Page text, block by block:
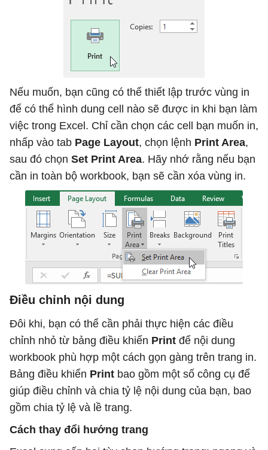
Nếu muốn, bạn cũng có thể thiết lập trước vùng in
để có thể hình dung cell nào sẽ được in khi bạn làm
việc trong Excel. Chỉ cần chọn các cell bạn muốn in,
nhấp vào tab Page Layout, chọn lệnh Print Area,
sau đó chọn Set Print Area. Hãy nhớ rằng nếu bạn
cần in toàn bộ workbook, bạn sẽ cần xóa vùng in.
Điều chỉnh nội dung
Đôi khi, bạn có thể cần phải thực hiện các điều
chỉnh nhỏ từ bảng điều khiển Print để nội dung
workbook phù hợp một cách gọn gàng trên trang in.
Bảng điều khiển Print bao gồm một số công cụ để
giúp điều chỉnh và chia tỷ lệ nội dung của bạn, bao
gồm chia tỷ lệ và lề trang.
Cách thay đổi hướng trang